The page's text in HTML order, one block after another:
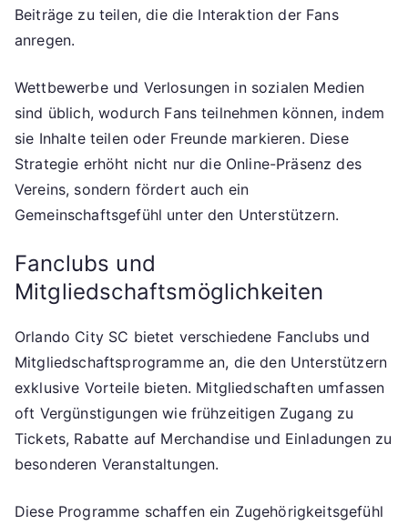
Beiträge zu teilen, die die Interaktion der Fans
anregen.
Wettbewerbe und Verlosungen in sozialen Medien
sind üblich, wodurch Fans teilnehmen können, indem
sie Inhalte teilen oder Freunde markieren. Diese
Strategie erhöht nicht nur die Online-Präsenz des
Vereins, sondern fördert auch ein
Gemeinschaftsgefühl unter den Unterstützern.
Fanclubs und
Mitgliedschaftsmöglichkeiten
Orlando City SC bietet verschiedene Fanclubs und
Mitgliedschaftsprogramme an, die den Unterstützern
exklusive Vorteile bieten. Mitgliedschaften umfassen
oft Vergünstigungen wie frühzeitigen Zugang zu
Tickets, Rabatte auf Merchandise und Einladungen zu
besonderen Veranstaltungen.
Diese Programme schaffen ein Zugehörigkeitsgefühl